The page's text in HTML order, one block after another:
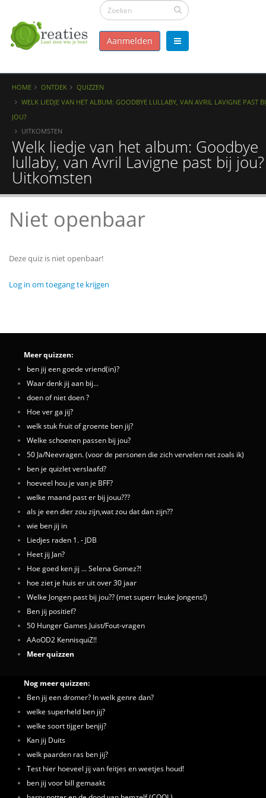
Aanmelden
HOME ONTDEK
QUIZZEN
WELK LIEDJE VAN HET ALBUM: GOODBYE LULLABY, VAN AVRIL LAVIGNE PAST
JOU?
UITKOMSTEN
Welk liedje van het album: Goodbye
lullaby, van Avril Lavigne past bij
Uitkomsten
Niet openbaar
Deze quiz is niet openbaar!
Log in om toegang te krijgen
Meer quizzen:
ben jij een goede vriend(in)?
Waar denk jij aan bij...
doen of niet doen ?
Hoe ver ga jij?
welk stuk fruit of groente ben jij?
Welke schoenen passen bij jou?
50 Ja/Neevragen. (voor de personen die zich vervelen net zoals ik)
ben je quizlet verslaafd?
hoeveel hou je van je BFF?
welke maand past er bij jouu???
als je een dier zou zijn,wat zou dat dan zijn??
wie ben jij in
Liedjes raden 1. - JDB
Heet jij Jan?
Hoe goed ken jij ... Selena Gomez?!
hoe ziet je huis er uit over 30 jaar
Welke Jongen past bij jou?? (met superr leuke Jongens!)
Ben jij positief?
50 Hunger Games Juist/Fout-vragen
AAoOD2 KennisquiZ!!
Meer quizzen
Nog meer quizzen:
Ben jij een dromer? In welk genre dan?
welke superheld ben jij?
welke soort tijger benjij?
Kan jij Duits
welk paarden ras ben jij?
Test hier hoeveel jij van feitjes en weetjes houd!
ben jij voor bill gemaakt